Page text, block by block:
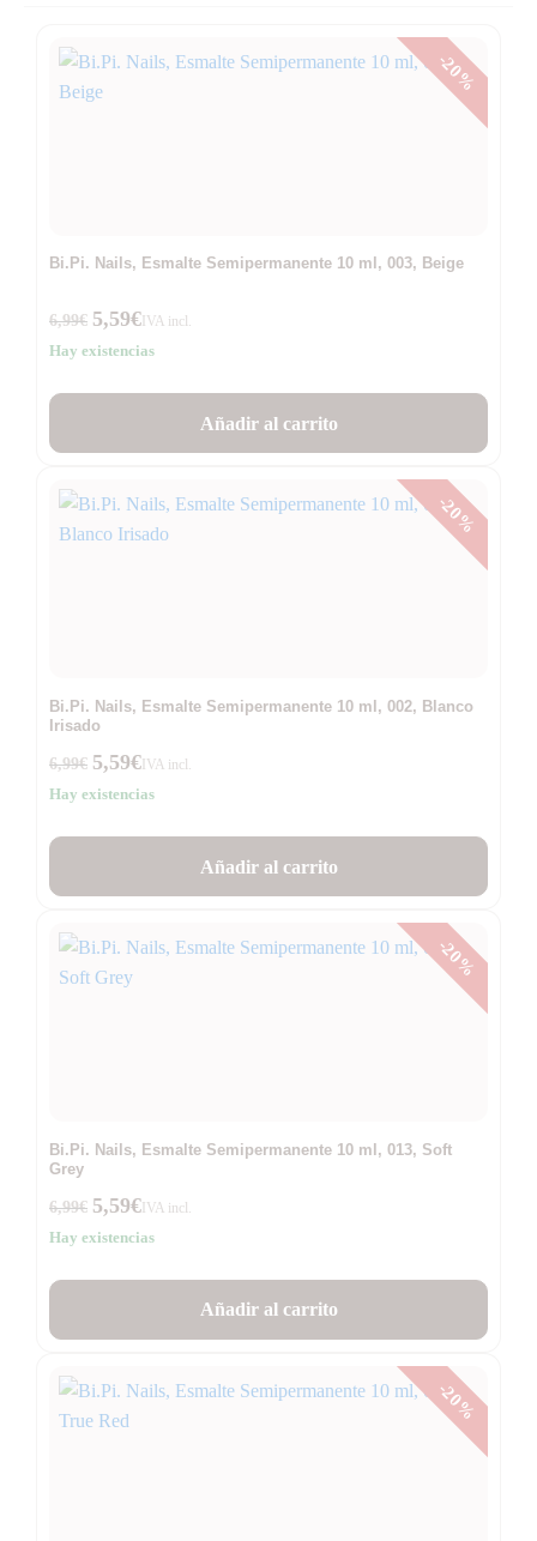
-20%
Bi.Pi. Nails, Esmalte Semipermanente 10 ml, 003, Beige
6,99€ 5,59€ IVA incl.
Hay existencias
Añadir al carrito
-20%
Bi.Pi. Nails, Esmalte Semipermanente 10 ml, 002, Blanco
Irisado
6,99€ 5,59€ IVA incl.
Hay existencias
Añadir al carrito
-20%
Bi.Pi. Nails, Esmalte Semipermanente 10 ml, 013, Soft
Grey
6,99€ 5,59€ IVA incl.
Hay existencias
Añadir al carrito
-20%